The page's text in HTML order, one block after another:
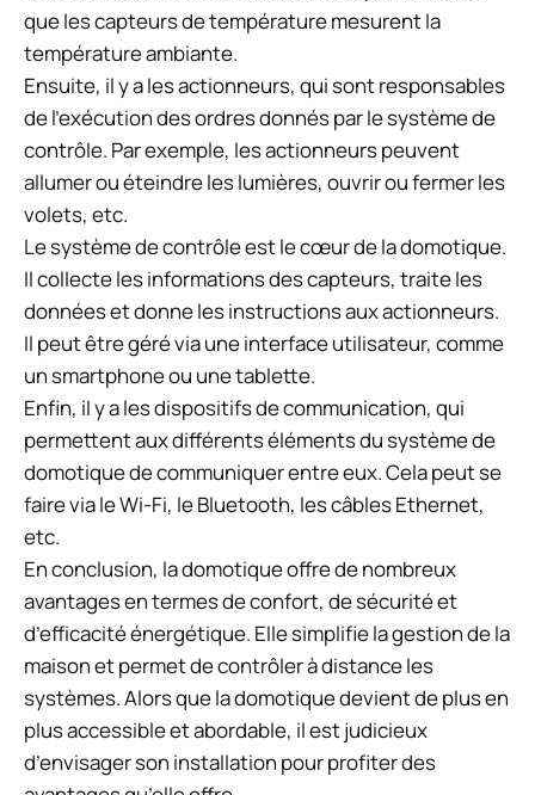
que les capteurs de température mesurent la
température ambiante.
Ensuite, il y a les actionneurs, qui sont responsables
de l’exécution des ordres donnés par le système de
contrôle. Par exemple, les actionneurs peuvent
allumer ou éteindre les lumières, ouvrir ou fermer les
volets, etc.
Le système de contrôle est le cœur de la domotique.
Il collecte les informations des capteurs, traite les
données et donne les instructions aux actionneurs.
Il peut être géré via une interface utilisateur, comme
un smartphone ou une tablette.
Enfin, il y a les dispositifs de communication, qui
permettent aux différents éléments du système de
domotique de communiquer entre eux. Cela peut se
faire via le Wi-Fi, le Bluetooth, les câbles Ethernet,
etc.
En conclusion, la domotique offre de nombreux
avantages en termes de confort, de sécurité et
d’efficacité énergétique. Elle simplifie la gestion de la
maison et permet de contrôler à distance les
systèmes. Alors que la domotique devient de plus en
plus accessible et abordable, il est judicieux
d’envisager son installation pour profiter des